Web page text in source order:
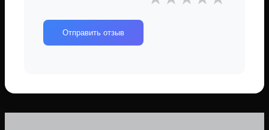
Отправить отзыв